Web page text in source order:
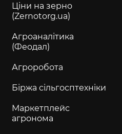
Ціни на зерно
(Zernotorg.ua)
Агроаналітика
(Феодал)
Агроробота
Біржа сільгосптехніки
Маркетплейс
агронома